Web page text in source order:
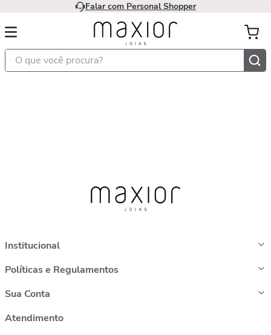
Falar com Personal Shopper
O que você procura?
Institucional
Políticas e Regulamentos
Sua Conta
Atendimento